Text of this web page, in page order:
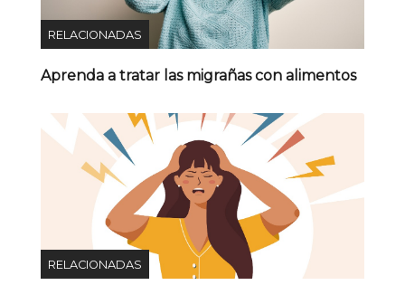
RELACIONADAS
Aprenda a tratar las migrañas con alimentos
RELACIONADAS